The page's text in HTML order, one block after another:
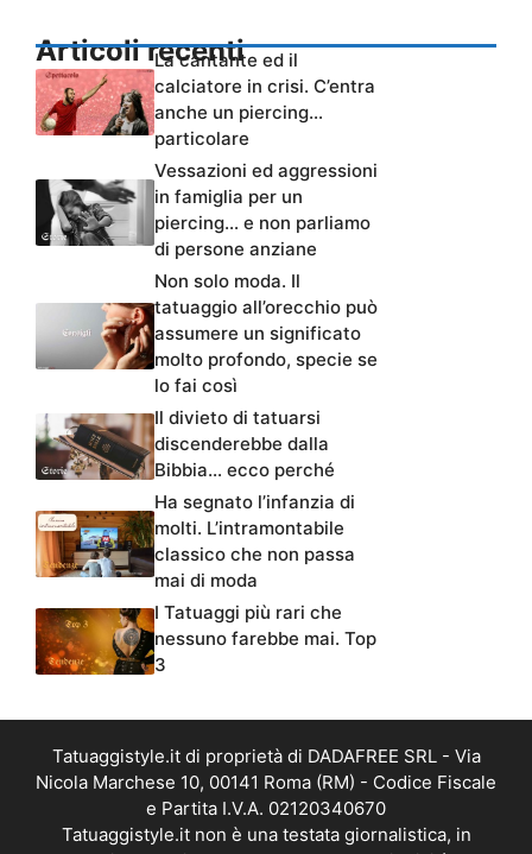
Articoli recenti
La cantante ed il
calciatore in crisi. C’entra
anche un piercing…
particolare
Vessazioni ed aggressioni
in famiglia per un
piercing… e non parliamo
di persone anziane
Non solo moda. Il
tatuaggio all’orecchio può
assumere un significato
molto profondo, specie se
lo fai così
Il divieto di tatuarsi
discenderebbe dalla
Bibbia… ecco perché
Ha segnato l’infanzia di
molti. L’intramontabile
classico che non passa
mai di moda
I Tatuaggi più rari che
nessuno farebbe mai. Top
3
Tatuaggistyle.it di proprietà di DADAFREE SRL - Via
Nicola Marchese 10, 00141 Roma (RM) - Codice Fiscale
e Partita I.V.A. 02120340670
Tatuaggistyle.it non è una testata giornalistica, in